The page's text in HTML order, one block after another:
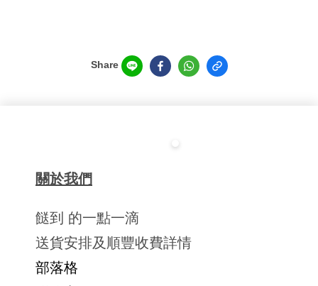
Share
關於我們
餸到 的一點一滴
送貨安排及順豐收費詳情
部落格